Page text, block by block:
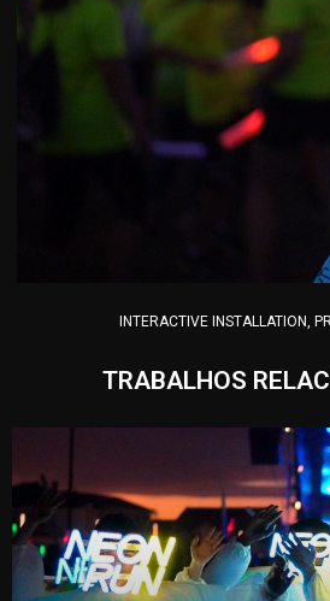
INTERACTIVE INSTALLATION,
TRABALHOS